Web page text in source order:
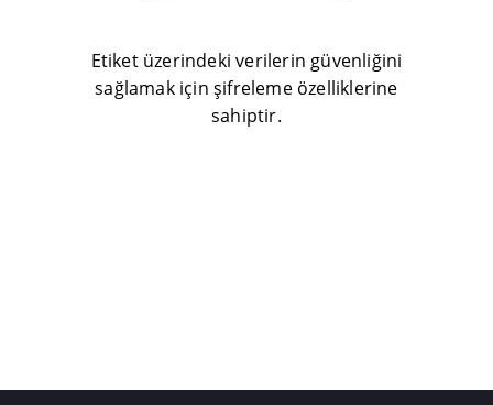
Etiket üzerindeki verilerin güvenliğini
sağlamak için şifreleme özelliklerine
sahiptir.